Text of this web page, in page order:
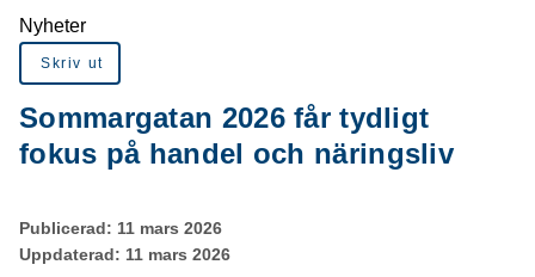
Du är här:
Nyheter
Skriv ut
Sommargatan 2026 får tydligt
fokus på handel och näringsliv
Publicerad: 11 mars 2026
Uppdaterad: 11 mars 2026